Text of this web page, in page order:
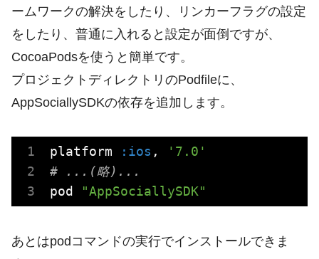
ームワークの解決をしたり、リンカーフラグの設定
をしたり、普通に入れると設定が面倒ですが、
CocoaPodsを使うと簡単です。
プロジェクトディレクトリのPodfileに、
AppSociallySDKの依存を追加します。
platform :ios ,
'7.0'
# ...(略)...
pod
"AppSociallySDK"
あとはpodコマンドの実行でインストールできま